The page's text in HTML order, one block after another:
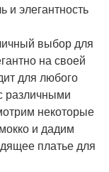
и элегантность
выбор для
на своей
для любого
различными
некоторые
и дадим
платье для